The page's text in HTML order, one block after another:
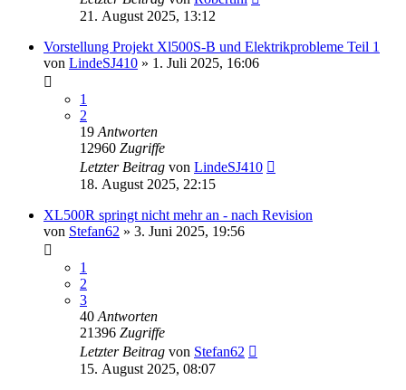
21. August 2025, 13:12
Vorstellung Projekt Xl500S-B und Elektrikprobleme Teil 1
von LindeSJ410 » 1. Juli 2025, 16:06
1
2
19 Antworten
12960 Zugriffe
Letzter Beitrag von LindeSJ410
18. August 2025, 22:15
XL500R springt nicht mehr an - nach Revision
von Stefan62 » 3. Juni 2025, 19:56
1
2
3
40 Antworten
21396 Zugriffe
Letzter Beitrag von Stefan62
15. August 2025, 08:07